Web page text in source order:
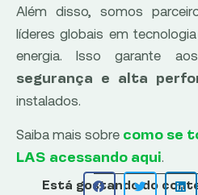
Além disso, somos
líderes globais em
energia. Isso garante
segurança e alta
instalados.
Saiba mais sobre como se
LAS acessando aqui
Está gostando do